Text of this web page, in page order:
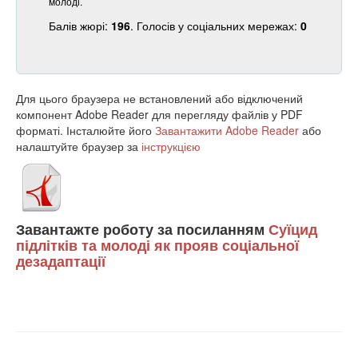
Балів жюрі: 196. Голосів у соціальних мережах: 0
Для цього браузера не встановлений або відключений
компонент Adobe Reader для перегляду файлів у PDF
форматі. Інсталюйте його Завантажити Adobe Reader або
налаштуйте браузер за інструкцією
Завантажте роботу за посиланням Суїцид
підлітків та молоді як прояв соціальної
дезадаптації